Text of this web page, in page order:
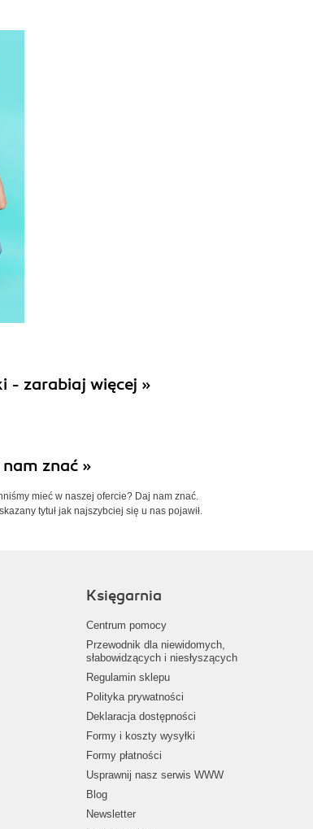
- zarabiaj więcej »
znać »
mieć w naszej ofercie? Daj nam znać.
tytuł jak najszybciej się u nas pojawił.
Księgarnia
Centrum pomocy
Przewodnik dla niewidomych,
słabowidzących i niesłyszących
Regulamin sklepu
Polityka prywatności
Deklaracja dostępności
Formy i koszty wysyłki
Formy płatności
Usprawnij nasz serwis WWW
Blog
Newsletter